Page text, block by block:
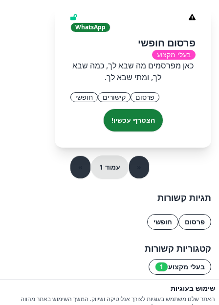
WhatsApp
פרסום חופשי
בעלי מקצוע
כאן מפרסמים מה שבא לך, כמה שבא
לך, ומתי שבא לך.
פרסום קישורים חופשי
הצטרף עכשיו!
עמוד 1
תגיות קשורות
פרסום חופשי
קטגוריות קשורות
בעלי מקצוע 1
© 2026 כל הזכויות שמורות ל-iGroupsIL
שימוש בעוגיות
האתר שלנו משתמש בעוגיות לצורך אנליטיקה ושיווק. המשך השימוש באתר מהווה